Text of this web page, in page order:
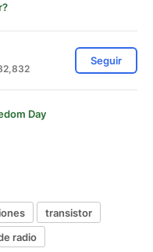
Seguir
Day
transistor
radio